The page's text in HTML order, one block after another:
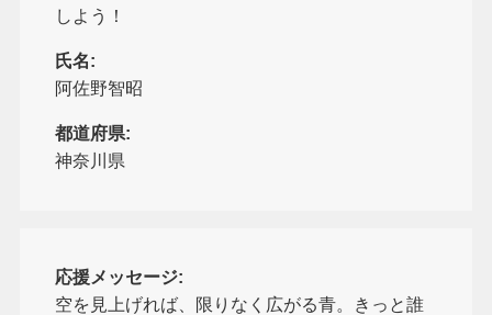
しよう！
氏名:
阿佐野智昭
都道府県:
神奈川県
応援メッセージ:
空を見上げれば、限りなく広がる青。きっと誰